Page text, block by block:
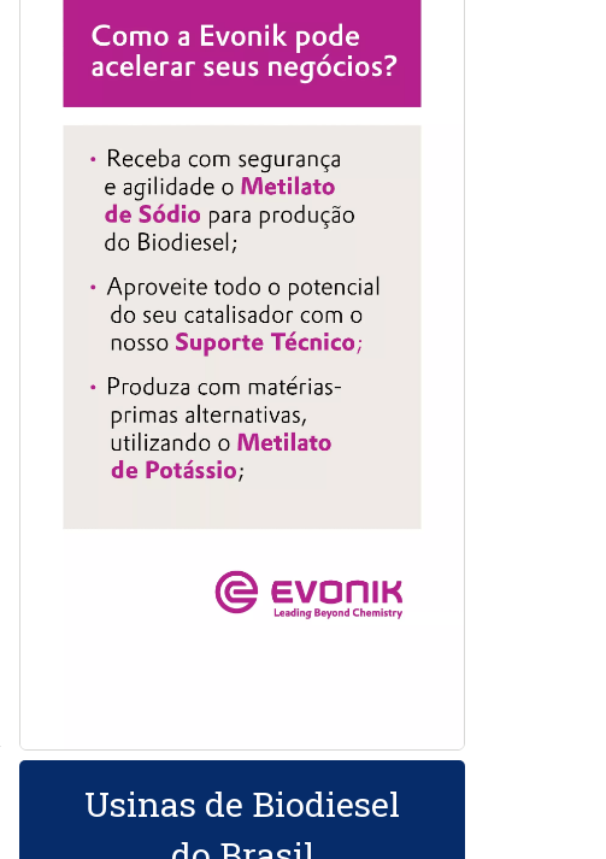
Usinas de Biodiesel